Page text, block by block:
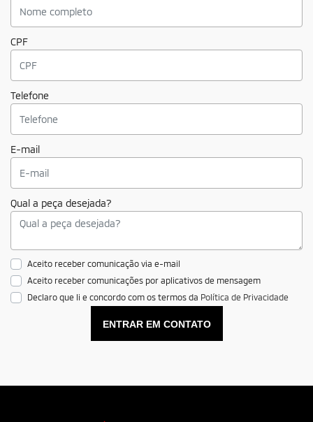
CPF
Telefone
E-mail
Qual a peça desejada?
Aceito receber comunicação via e-mail
Aceito receber comunicações por aplicativos de mensagem
Declaro que li e concordo com os termos da Política de Privacidade
ENTRAR EM CONTATO